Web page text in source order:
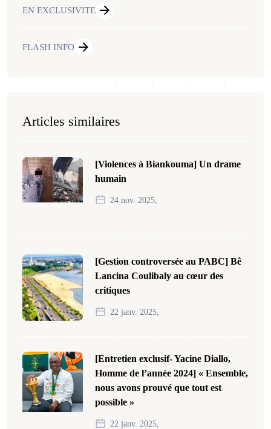
EN EXCLUSIVITE
FLASH INFO
Articles similaires
[Violences à Biankouma] Un drame
humain
24 nov. 2025,
[Gestion controversée au PABC] Bê
Lancina Coulibaly au cœur des
critiques
22 janv. 2025,
[Entretien exclusif- Yacine Diallo,
Homme de l’année 2024] « Ensemble,
nous avons prouvé que tout est
possible »
22 janv. 2025,